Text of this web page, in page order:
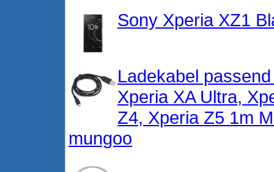
Sony Xperia XZ1
Ladekabel
Xperia XA Ultra,
Z4, Xperia Z5 1m
mungoo